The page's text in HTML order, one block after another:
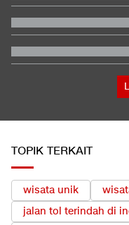
TOPIK TERKAIT
wisata unik
jalan tol terindah di